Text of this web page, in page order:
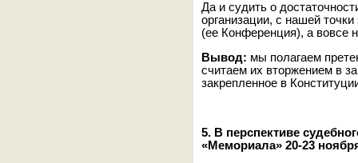
Да и судить о
организации, с нашей
(ее Конференция), а вовсе
Вывод: мы полагаем
считаем их вторжением в
закрепленное в
5. В перспективе
«Мемориала» 20-23